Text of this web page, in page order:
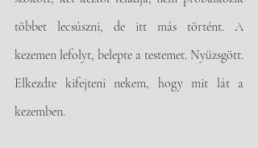
többet lecsúszni, de itt más történt. A
kezemen lefolyt, belepte a testemet. Nyüzsgött.
Elkezdte kifejteni nekem, hogy mit lát a
kezemben.